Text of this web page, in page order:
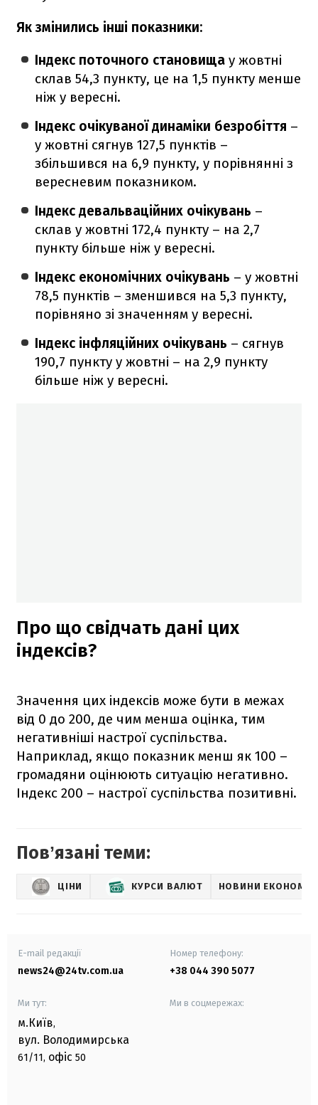
Як змінились інші показники:
Індекс поточного становища у жовтні
склав 54,3 пункту, це на 1,5 пункту менше
ніж у вересні.
Індекс очікуваної динаміки безробіття –
у жовтні сягнув 127,5 пунктів –
збільшився на 6,9 пункту, у порівнянні з
вересневим показником.
Індекс девальваційних очікувань –
склав у жовтні 172,4 пункту – на 2,7
пункту більше ніж у вересні.
Індекс економічних очікувань – у жовтні
78,5 пунктів – зменшився на 5,3 пункту,
порівняно зі значенням у вересні.
Індекс інфляційних очікувань – сягнув
190,7 пункту у жовтні – на 2,9 пункту
більше ніж у вересні.
Про що свідчать дані цих
індексів?
Значення цих індексів може бути в межах
від 0 до 200, де чим менша оцінка, тим
негативніші настрої суспільства.
Наприклад, якщо показник менш як 100 –
громадяни оцінюють ситуацію негативно.
Індекс 200 – настрої суспільства позитивні.
Повʼязані теми:
ЦІНИ КУРСИ ВАЛЮТ НОВИНИ
E-mail редакції
news24@24tv.com.ua
Номер телефону:
+38 044 390 5077
Ми тут:
м.Київ,
вул. Володимирська
61/11, офіс 50
Ми в соцмережах: